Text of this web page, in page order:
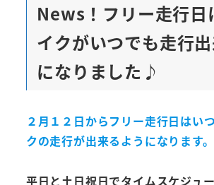
News！フリー走行日
イクがいつでも走行
になりました♪
２月１２日からフリー走行日はい
クの走行が出来るようになります。
平日と土日祝日でタイムスケジュ